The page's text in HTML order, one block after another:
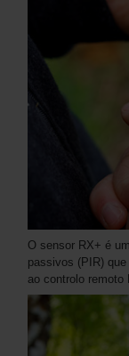
O sensor RX+ é
passivos (PIR)
ao controlo remoto